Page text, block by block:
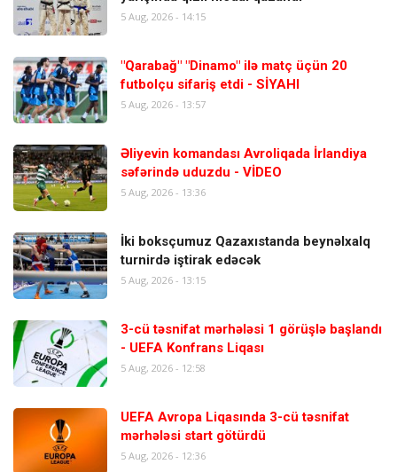
5 Aug, 2026 - 14:15
"Qarabağ" "Dinamo" ilə matç üçün 20
futbolçu sifariş etdi - SİYAHI
5 Aug, 2026 - 13:57
Əliyevin komandası Avroliqada İrlandiya
səfərində uduzdu - VİDEO
5 Aug, 2026 - 13:36
İki boksçumuz Qazaxıstanda beynəlxalq
turnirdə iştirak edəcək
5 Aug, 2026 - 13:15
3-cü təsnifat mərhələsi 1 görüşlə başlandı
- UEFA Konfrans Liqası
5 Aug, 2026 - 12:58
UEFA Avropa Liqasında 3-cü təsnifat
mərhələsi start götürdü
5 Aug, 2026 - 12:36